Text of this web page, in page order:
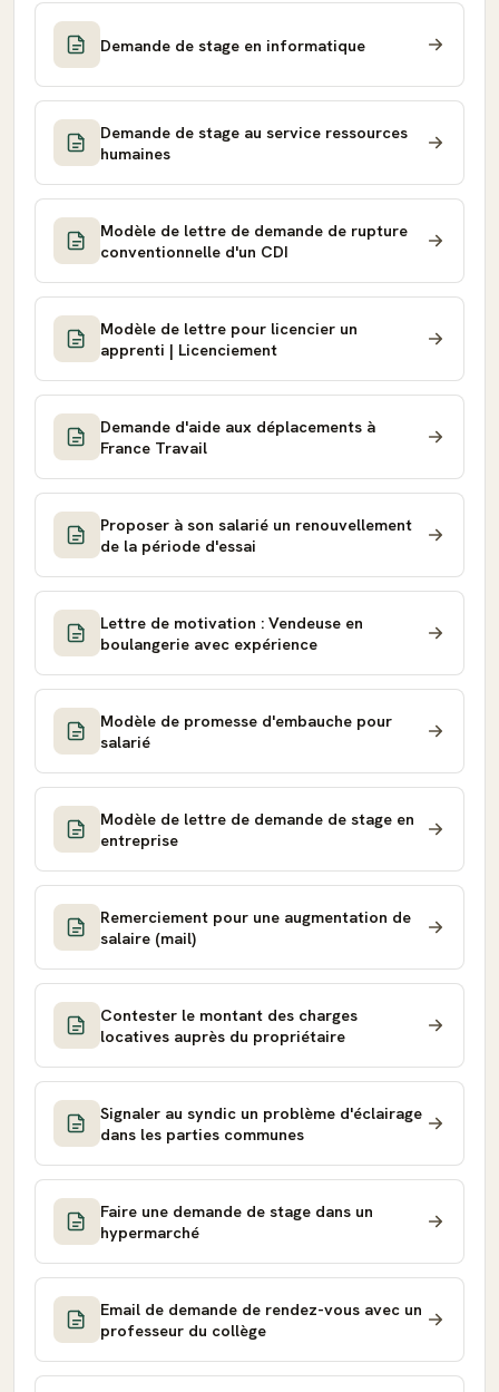
Demande de stage en informatique
Demande de stage au service ressources
humaines
Modèle de lettre de demande de rupture
conventionnelle d'un CDI
Modèle de lettre pour licencier un
apprenti | Licenciement
Demande d'aide aux déplacements à
France Travail
Proposer à son salarié un renouvellement
de la période d'essai
Lettre de motivation : Vendeuse en
boulangerie avec expérience
Modèle de promesse d'embauche pour
salarié
Modèle de lettre de demande de stage en
entreprise
Remerciement pour une augmentation de
salaire (mail)
Contester le montant des charges
locatives auprès du propriétaire
Signaler au syndic un problème d'éclairage
dans les parties communes
Faire une demande de stage dans un
hypermarché
Email de demande de rendez-vous avec un
professeur du collège